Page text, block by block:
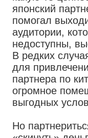
японский
помогал
аудитории,
недоступны,
В редких
для
партнера по
огромное
выгодных
Но